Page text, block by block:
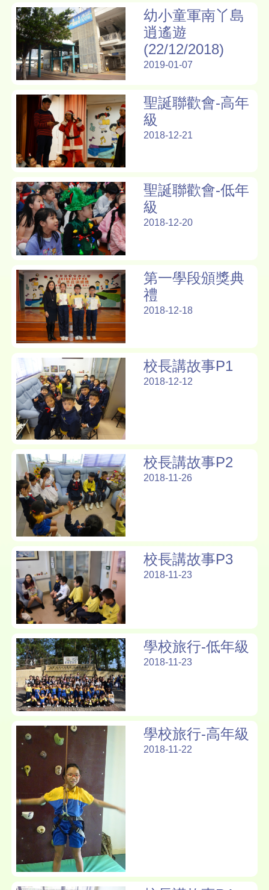
幼小童軍南丫島
逍遙遊
(22/12/2018)
2019-01-07
聖誕聯歡會-高年
級
2018-12-21
聖誕聯歡會-低年
級
2018-12-20
第一學段頒獎典
禮
2018-12-18
校長講故事P1
2018-12-12
校長講故事P2
2018-11-26
校長講故事P3
2018-11-23
學校旅行-低年級
2018-11-23
學校旅行-高年級
2018-11-22